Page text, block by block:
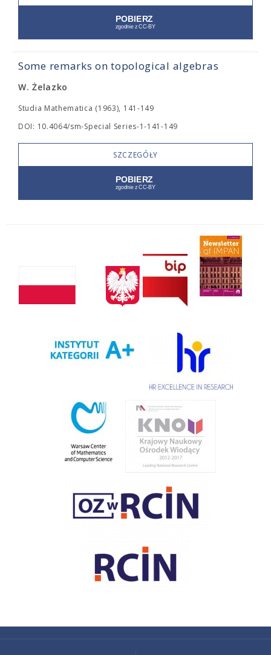
Some remarks on topological algebras
W. Żelazko
Studia Mathematica (1963), 141-149
DOI: 10.4064/sm-Special Series-1-141-149
SZCZEGÓŁY